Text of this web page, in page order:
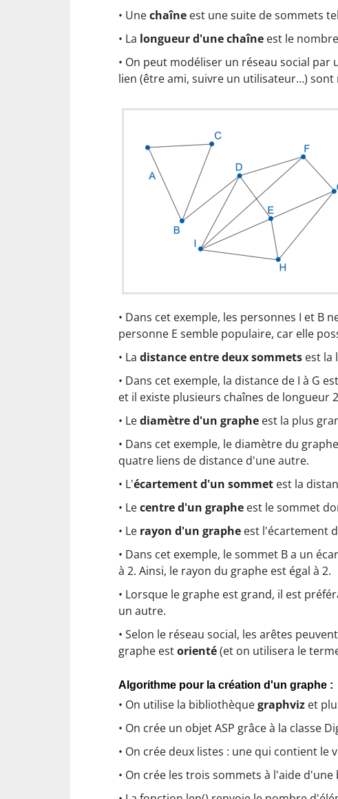
• Unechaîne est une suite de sommets
• La longueur d'une chaîne est le
• On peut modéliser un réseau social
lien (être ami, suivre un utilisateur…) sont
• Dans cet exemple, les personnes I et B
personne E semble populaire, car elle
• La distance entre deux sommets est la
• Dans cet exemple, la distance de I à G
et il existe plusieurs chaînes de longueur
• Lediamètre d'un graphe est la plus
• Dans cet exemple, le diamètre du
quatre liens de distance d'une autre.
• L'écartement d'un sommet est la
• Lecentre d'un graphe est le sommet
• Le rayon d'un graphe est l'écartement
• Dans cet exemple, le sommet B a un
à 2. Ainsi, le rayon du graphe est égal à 2.
• Lorsque le graphe est grand, il est
un autre.
• Selon le réseau social, les arêtes
graphe estorienté(et on utilisera le
Algorithme pour la création d'un graphe :
• On utilise la bibliothèquegraphviz et
• On crée un objet ASP grâce à la classe
• On crée deux listes : une qui contient
• On crée les trois sommets à l'aide